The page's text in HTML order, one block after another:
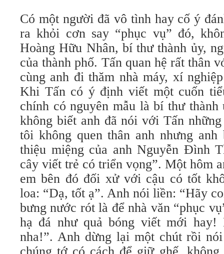
Có một người đã vô tình hay cố ý
ra khỏi cơn say “phục vụ” đó,
Hoàng Hữu Nhân, bí thư thành ủy,
của thành phố. Tấn quan hệ rất thân
cùng anh đi thăm nhà máy, xí
Khi Tấn có ý định viết một cuốn
chính có nguyên mẫu là bí thư thành
không biết anh đã nói với Tấn
tôi không quen thân anh nhưng
thiệu miệng của anh Nguyễn Đình
cây viết trẻ có triển vọng”. Một hôm
em bên đó đối xử với cậu có tốt
loa: “Dạ, tốt ạ”. Anh nói liền: “Hãy
bưng nước rót là để nhà văn “phục
hạ đá như quả bóng viết mới hay!
nha!”. Anh dừng lại một chút rồi